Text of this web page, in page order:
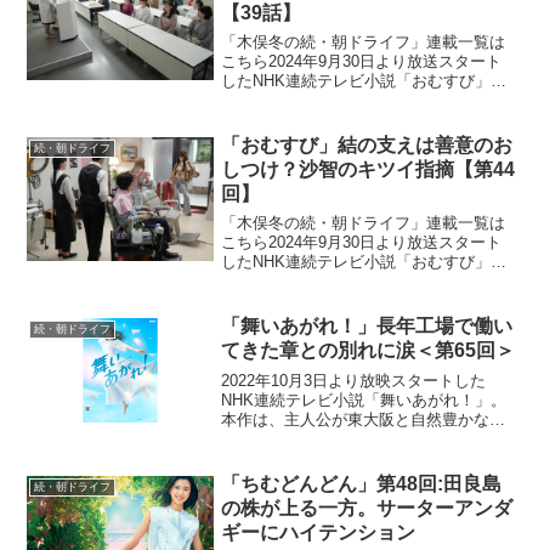
【39話】
「木俣冬の続・朝ドライフ」連載一覧は
こちら2024年9月30日より放送スタート
したNHK連続テレビ小説「おむすび」。
岡・糸島で両親や祖父母と共に暮らして
いた...
続・朝ドライフ
「おむすび」結の支えは善意のお
しつけ？沙智のキツイ指摘【第44
回】
「木俣冬の続・朝ドライフ」連載一覧は
こちら2024年9月30日より放送スタート
したNHK連続テレビ小説「おむすび」。
岡・糸島で両親や祖父母と共に暮らして
いた...
続・朝ドライフ
「舞いあがれ！」長年工場で働い
てきた章との別れに涙＜第65回＞
2022年10月3日より放映スタートした
NHK連続テレビ小説「舞いあがれ！」。
本作は、主人公が東大阪と自然豊かな長
折と再生のストーリー。ものづくりの
町・東大阪で生まれ育...
続・朝ドライフ
「ちむどんどん」第48回:田良島
の株が上る一方。サーターアンダ
ギーにハイテンション